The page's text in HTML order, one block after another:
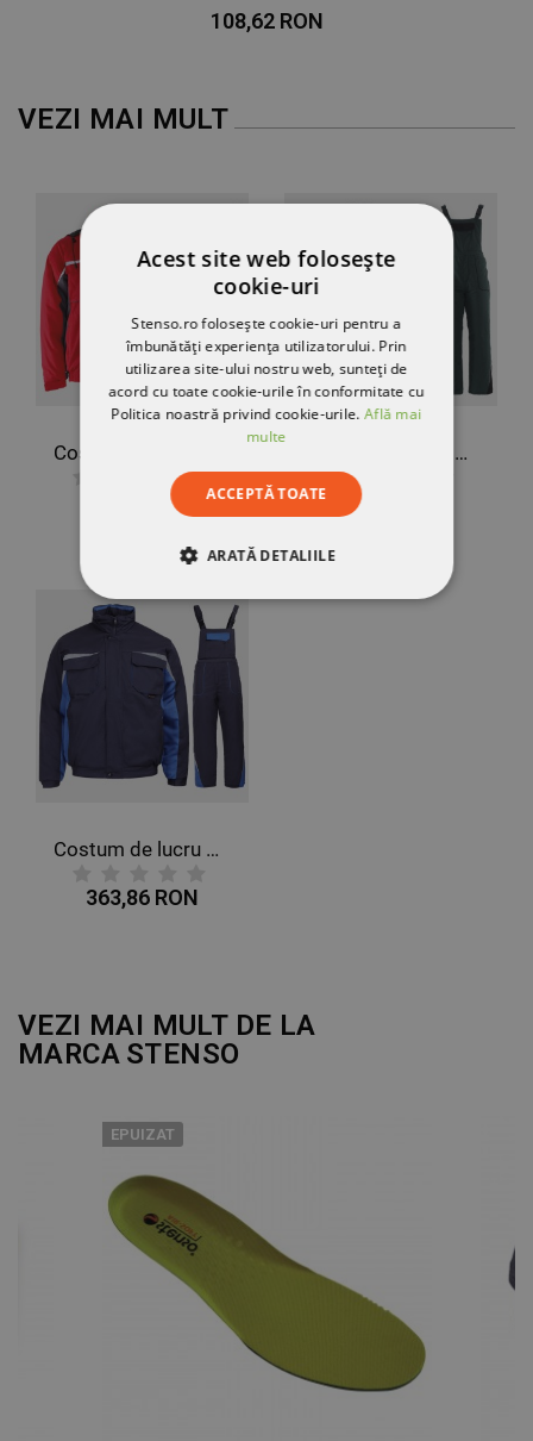
108,62 RON
VEZI MAI MULT
363,68 RON
Costum de lucru KASTOR IARNĂ VERDE BUMBAC
363,86 RON
Costum de lucru KASTOR IARNĂ ALBASTRU BUMBAC
363,86 RON
VEZI MAI MULT DE LA
MARCA STENSO
EPUIZAT
Acest site web folosește
cookie-uri
Stenso.ro folosește cookie-uri pentru a
îmbunătăți experiența utilizatorului. Prin
utilizarea site-ului nostru web, sunteți de
acord cu toate cookie-urile în conformitate cu
Politica noastră privind cookie-urile.Află mai
multe
ACCEPTĂ TOATE
ARATĂ DETALIILE
STRICT NECESARE
DE PERFORMANȚĂ
DE TARGETARE
DE FUNCŢIONALITATE